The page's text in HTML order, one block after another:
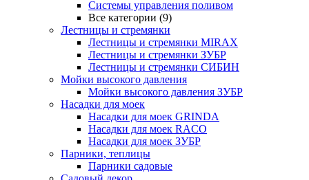
Системы управления поливом
Все категории (9)
Лестницы и стремянки
Лестницы и стремянки MIRAX
Лестницы и стремянки ЗУБР
Лестницы и стремянки СИБИН
Мойки высокого давления
Мойки высокого давления ЗУБР
Насадки для моек
Насадки для моек GRINDA
Насадки для моек RACO
Насадки для моек ЗУБР
Парники, теплицы
Парники садовые